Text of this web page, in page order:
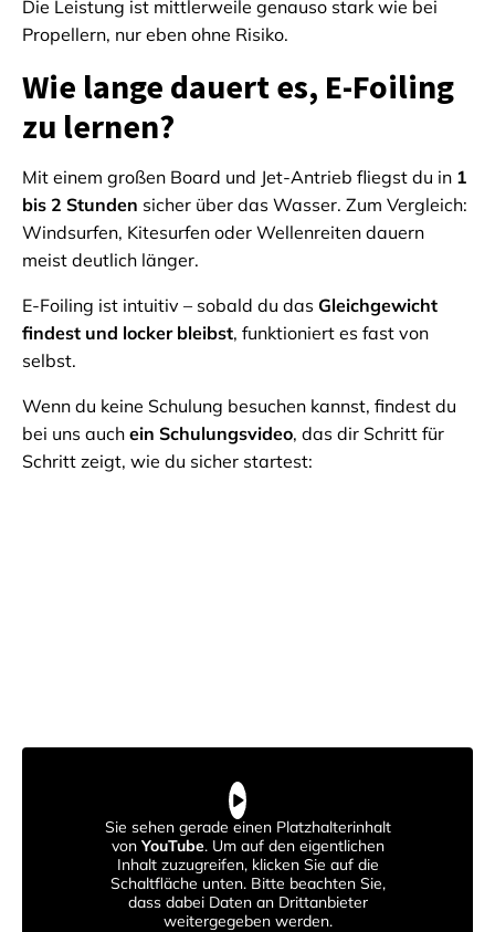
Die Leistung ist mittlerweile genauso stark wie bei
Propellern, nur eben ohne Risiko.
Wie lange dauert es, E-Foiling
zu lernen?
Mit einem großen Board und Jet-Antrieb fliegst du in 1
bis 2 Stunden sicher über das Wasser. Zum Vergleich:
Windsurfen, Kitesurfen oder Wellenreiten dauern
meist deutlich länger.
E-Foiling ist intuitiv – sobald du das Gleichgewicht
findest und locker bleibst, funktioniert es fast von
selbst.
Wenn du keine Schulung besuchen kannst, findest du
bei uns auch ein Schulungsvideo, das dir Schritt für
Schritt zeigt, wie du sicher startest:
Sie sehen gerade einen Platzhalterinhalt
vonYouTube. Um auf den eigentlichen
Inhalt zuzugreifen, klicken Sie auf die
Schaltfläche unten. Bitte beachten Sie,
dass dabei Daten an Drittanbieter
weitergegeben werden.